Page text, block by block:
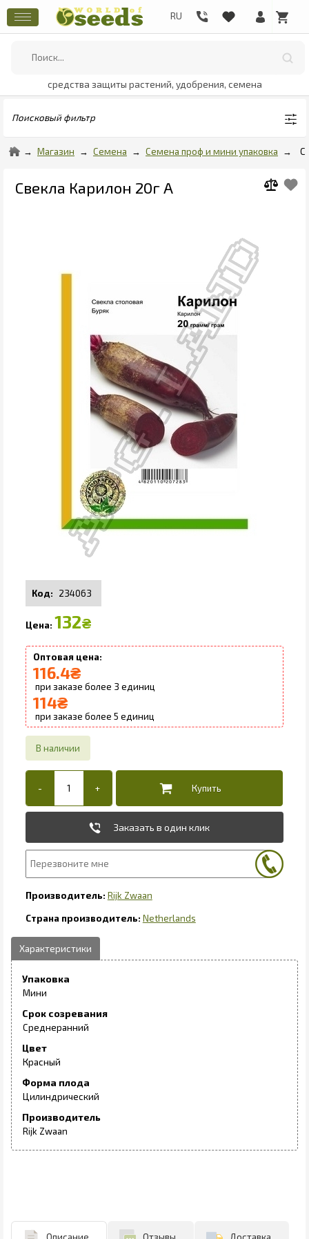
средства защиты растений, удобрения, семена
Поисковый фильтр
Магазин Семена Семена проф и мини упаковка
Свекла Карилон 20г А
234063
132₴
116.4₴
3
114₴
5
Заказать в один клик
Rijk Zwaan
Netherlands
Упаковка
Мини
Срок созревания
Среднеранний
Цвет
Красный
Форма плода
Цилиндрический
Производитель
Rijk Zwaan